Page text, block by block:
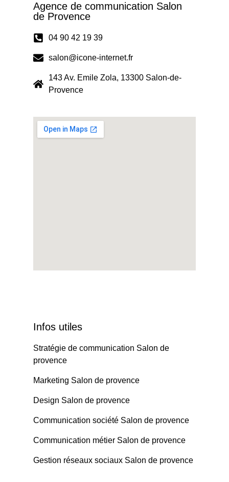
Agence de communication Salon
de Provence
04 90 42 19 39
salon@icone-internet.fr
143 Av. Emile Zola, 13300 Salon-de-
Provence
Infos utiles
Stratégie de communication Salon de
provence
Marketing Salon de provence
Design Salon de provence
Communication société Salon de provence
Communication métier Salon de provence
Gestion réseaux sociaux Salon de provence